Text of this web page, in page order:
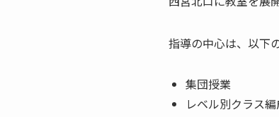
指導の中心は、以下
集団授業
レベル別クラス